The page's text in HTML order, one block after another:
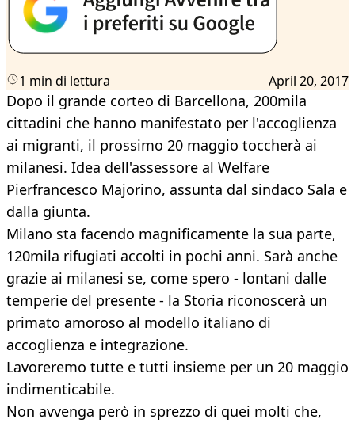
1 min di lettura April 20, 2017
Dopo il grande corteo di Barcellona, 200mila
cittadini che hanno manifestato per l'accoglienza
ai migranti, il prossimo 20 maggio toccherà ai
milanesi. Idea dell'assessore al Welfare
Pierfrancesco Majorino, assunta dal sindaco Sala e
dalla giunta.
Milano sta facendo magnificamente la sua parte,
120mila rifugiati accolti in pochi anni. Sarà anche
grazie ai milanesi se, come spero - lontani dalle
temperie del presente - la Storia riconoscerà un
primato amoroso al modello italiano di
accoglienza e integrazione.
Lavoreremo tutte e tutti insieme per un 20 maggio
indimenticabile.
Non avvenga però in sprezzo di quei molti che,